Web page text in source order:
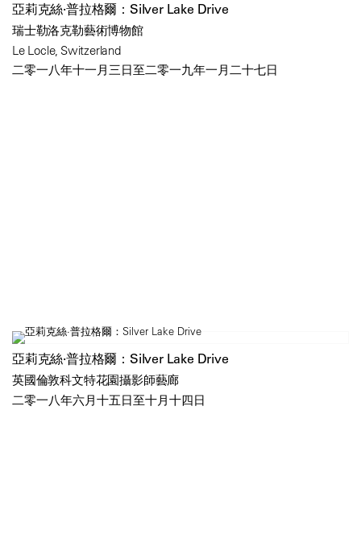
亞莉克絲·普拉格爾：Silver Lake Drive
瑞士勒洛克勒藝術博物館
Le Locle, Switzerland
二零一八年十一月三日至二零一九年一月二十七日
亞莉克絲·普拉格爾：Silver Lake Drive
英國倫敦科文特花園攝影師藝廊
二零一八年六月十五日至十月十四日